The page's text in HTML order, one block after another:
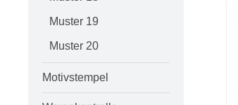
Muster 19
Muster 20
Motivstempel